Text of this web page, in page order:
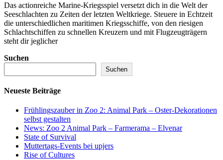
Das actionreiche Marine-Kriegsspiel versetzt dich in die Welt der
Seeschlachten zu Zeiten der letzten Weltkriege. Steuere in Echtzeit
die unterschiedlichen maritimen Kriegsschiffe, von den riesigen
Schlachtschiffen zu schnellen Kreuzern und mit Flugzeugträgern
steht dir jeglicher
Suchen
Suchen
Neueste Beiträge
Frühlingszauber in Zoo 2: Animal Park – Oster-Dekorationen
selbst gestalten
News: Zoo 2 Animal Park – Farmerama – Elvenar
State of Survival
Muttertags-Events bei upjers
Rise of Cultures